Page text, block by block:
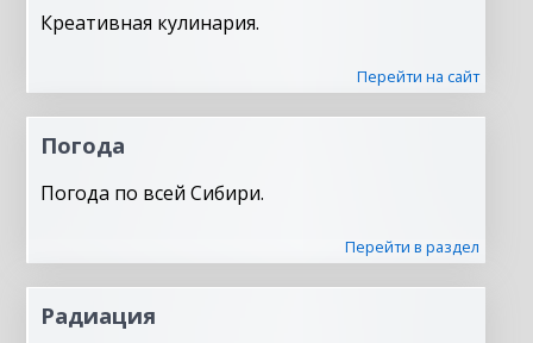
Креативная кулинария.
Перейти на сайт
Погода
Погода по всей Сибири.
Перейти в раздел
Радиация